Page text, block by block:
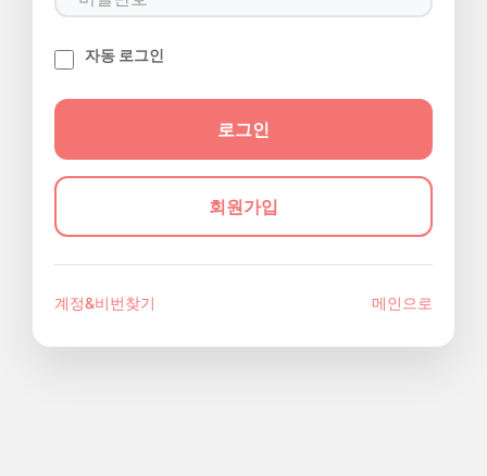
자동 로그인
회원가입
계정&비번찾기 메인으로